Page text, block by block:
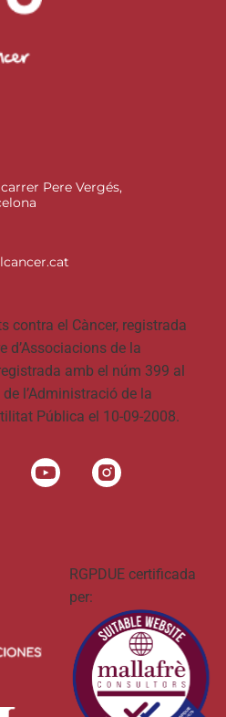
Pere Vergés,
contra el Càncer, registrada
d’Associacions de la
amb el núm 399 al
l’Administració de la
Pública el 10-09-2008.
RGPDUE certificada
per: